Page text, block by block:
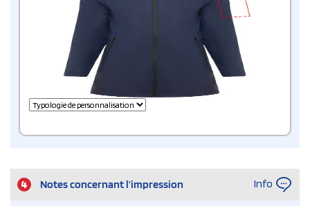
4 Notes concernant l’impression Info